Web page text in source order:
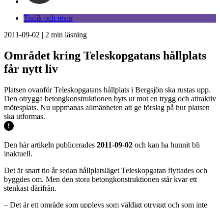
Trafik och resor
2011-09-02 | 2 min läsning
Området kring Teleskopgatans hållplats
får nytt liv
Platsen ovanför Teleskopgatans hållplats i Bergsjön ska rustas upp.
Den otrygga betongkonstruktionen byts ut mot en trygg och attraktiv
mötesplats. Nu uppmanas allmänheten att ge förslag på hur platsen
ska utformas.
Den här artikeln publicerades 2011-09-02 och kan ha hunnit bli
inaktuell.
Det är snart tio år sedan hållplatsläget Teleskopgatan flyttades och
byggdes om. Men den stora betongkonstruktionen står kvar ett
stenkast därifrån.
– Det är ett område som upplevs som väldigt otryggt och som inte